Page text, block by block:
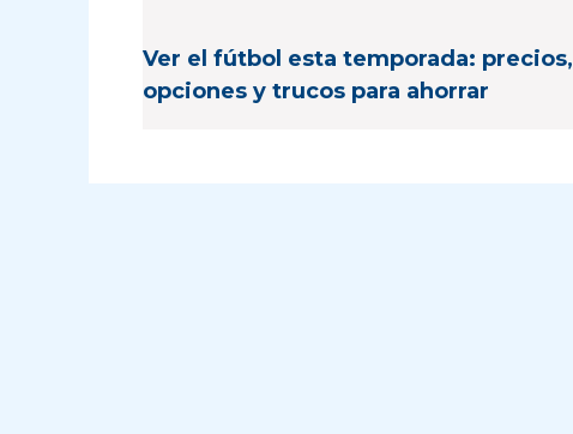
Ver el fútbol esta temporada: precios,
opciones y trucos para ahorrar